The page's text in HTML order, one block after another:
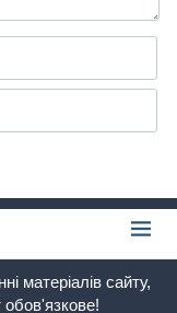
матеріалів сайту,
обов'язкове!